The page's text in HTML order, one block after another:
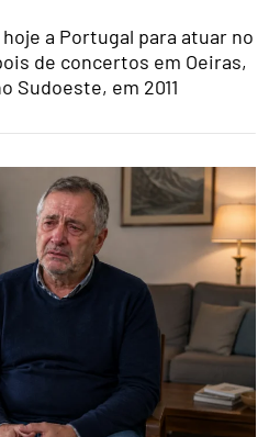
a Portugal para atuar no
de concertos em Oeiras,
Sudoeste, em 2011